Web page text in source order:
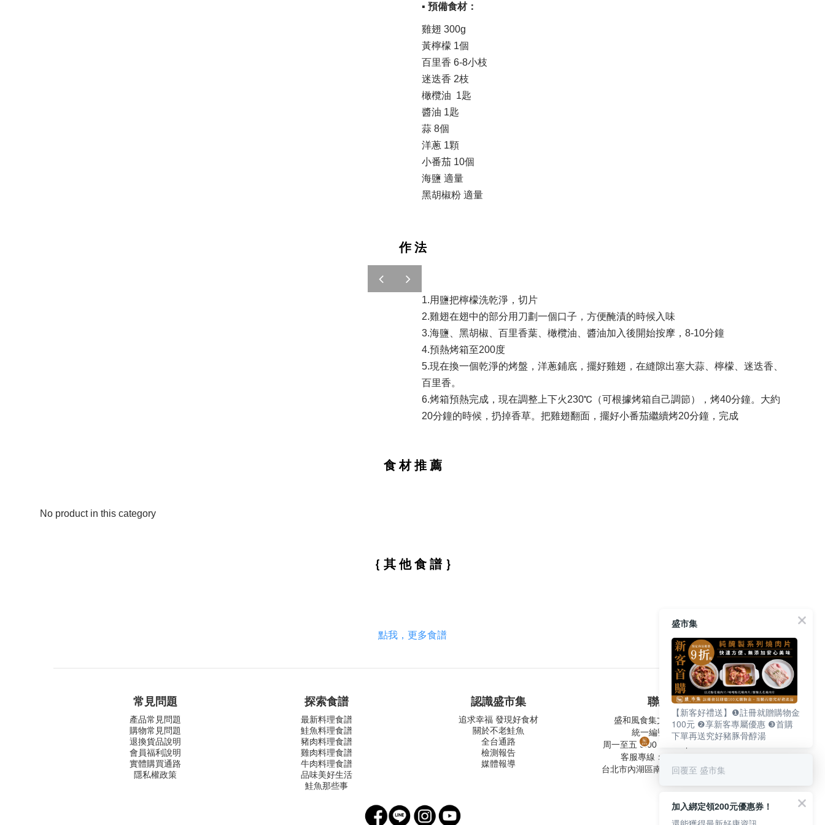
▪ 預備食材：
雞翅 300g
黃檸檬 1個
百里香 6-8小枝
迷迭香 2枝
橄欖油 1匙
醬油 1匙
蒜 8個
洋蔥 1顆
小番茄 10個
海鹽 適量
黑胡椒粉 適量
作 法
prev next
1.用鹽把檸檬洗乾淨，切片
2.雞翅在翅中的部分用刀劃一個口子，方便醃漬的時候入味
3.海鹽、黑胡椒、百里香葉、橄欖油、醬油加入後開始按摩，8-10分鐘
4.預熱烤箱至200度
5.現在換一個乾淨的烤盤，洋蔥鋪底，擺好雞翅，在縫隙出塞大蒜、檸檬、迷迭香、
百里香。
6.烤箱預熱完成，現在調整上下火230℃（可根據烤箱自己調節），烤40分鐘。大約
20分鐘的時候，扔掉香草。把雞翅翻面，擺好小番茄繼續烤20分鐘，完成
食 材 推 薦
No product in this category
｛ 其 他 食 譜 ｝
點我，更多食譜
常見問題
產品常見問題
購物常見問題
退換貨品說明
會員福利說明
實體購買通路
隱私權政策
探索食譜
最新料理食譜
鮭魚料理食譜
豬肉料理食譜
雞肉料理食譜
牛肉料理食譜
品味美好生活
鮭魚那些事
認識盛市集
追求幸福 發現好食材
關於不老鮭魚
全台通路
檢測報告
媒體報導
聯絡我們
盛和風食集文化股份有限公司
統一編號 24572247
周一至五 9:00-12:30 ∣ 13:30-17:30
客服專線：02-2795-5800
台北市內湖區南京東路六段487號9F
盛市集
【新客好禮送】❶註冊就贈購物金
100元 ❷享新客專屬優惠 ❸首購
下單再送究好豬豚骨醇湯
回覆至 盛市集
加入綁定領200元優惠券！